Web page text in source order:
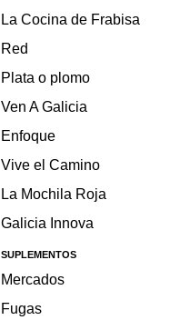
La Cocina de Frabisa
Red
Plata o plomo
Ven A Galicia
Enfoque
Vive el Camino
La Mochila Roja
Galicia Innova
SUPLEMENTOS
Mercados
Fugas